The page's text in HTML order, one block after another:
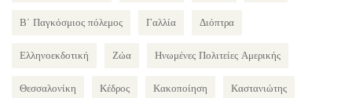
Β΄ Παγκόσμιος πόλεμος Γαλλία Διόπτρα
Ελληνοεκδοτική Ζώα Ηνωμένες Πολιτείες Αμερικής
Θεσσαλονίκη Κέδρος Κακοποίηση Καστανιώτης